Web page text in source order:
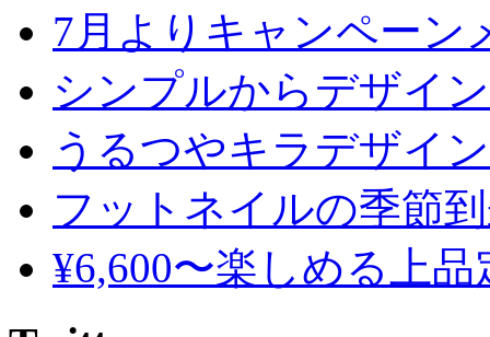
7月よりキャンペーン
シンプルからデザイ
うるつやキラデザイン
フットネイルの季節
¥6,600〜楽しめる上